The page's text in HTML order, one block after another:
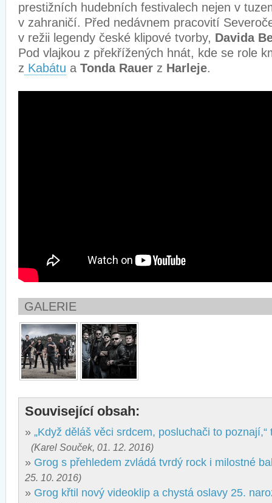
prestižních hudebních festivalech nejen v
v zahraničí. Před nedávnem pracovití
v režii legendy české klipové tvorby, Davida
Pod vlajkou z překřížených hnát, kde se role
z Kabátu a Tonda Rauer z Harleje.
GALERIE
Související obsah:
» „Když děláš věci srdcem, posluchači to
(Karel Souček, 01. 12. 2016)
» Grog s přehledem zvládá tvrdý rock i milostné
25. 10. 2016)
» Grog křtil nový videoklip a chystá oslavy 25.